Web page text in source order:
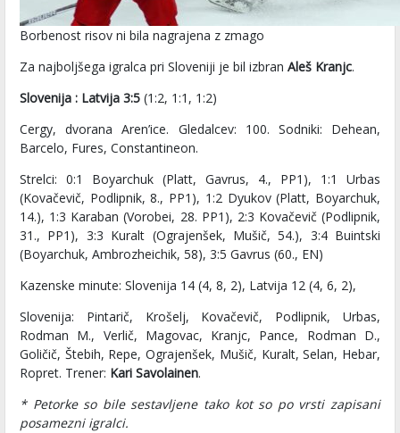
Borbenost risov ni bila nagrajena z zmago
Za najboljšega igralca pri Sloveniji je bil izbran Aleš Kranjc.
Slovenija : Latvija 3:5 (1:2, 1:1, 1:2)
Cergy, dvorana Aren’ice. Gledalcev: 100. Sodniki: Dehean,
Barcelo, Fures, Constantineon.
Strelci: 0:1 Boyarchuk (Platt, Gavrus, 4., PP1), 1:1 Urbas
(Kovačevič, Podlipnik, 8., PP1), 1:2 Dyukov (Platt, Boyarchuk,
14.), 1:3 Karaban (Vorobei, 28. PP1), 2:3 Kovačevič (Podlipnik,
31., PP1), 3:3 Kuralt (Ograjenšek, Mušič, 54.), 3:4 Buintski
(Boyarchuk, Ambrozheichik, 58), 3:5 Gavrus (60., EN)
Kazenske minute: Slovenija 14 (4, 8, 2), Latvija 12 (4, 6, 2),
Slovenija: Pintarič, Krošelj, Kovačevič, Podlipnik, Urbas,
Rodman M., Verlič, Magovac, Kranjc, Pance, Rodman D.,
Goličič, Štebih, Repe, Ograjenšek, Mušič, Kuralt, Selan, Hebar,
Ropret. Trener: Kari Savolainen.
* Petorke so bile sestavljene tako kot so po vrsti zapisani
posamezni igralci.